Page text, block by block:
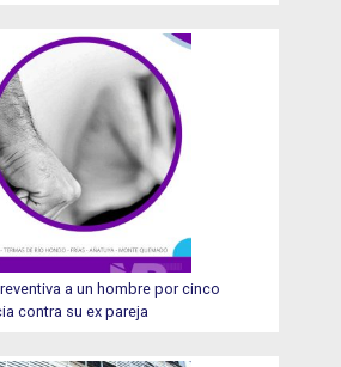
a un hombre por cinco
contra su ex pareja